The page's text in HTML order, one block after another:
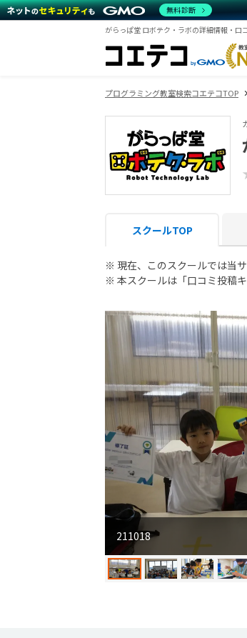
がらっぱ堂 ロボテク・ラボの詳細情報・口
プログラミング教室検索コエテコTOP
スクールTOP
※ 現在、このスクールでは当
※ 本スクールは「口コミ投稿
211018
無料診断